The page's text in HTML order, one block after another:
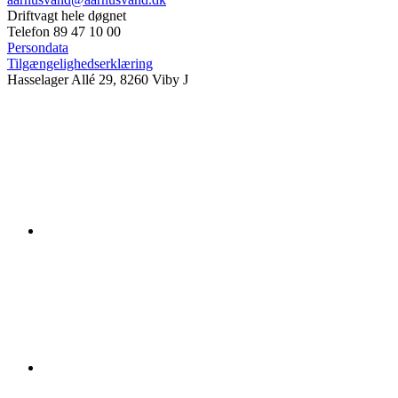
Driftvagt hele døgnet
Telefon 89 47 10 00
Persondata
Tilgængelighedserklæring
Hasselager Allé 29, 8260 Viby J